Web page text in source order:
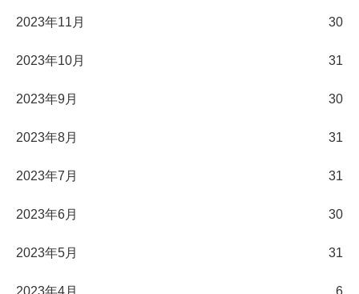
2023年11月 30
2023年10月 31
2023年9月 30
2023年8月 31
2023年7月 31
2023年6月 30
2023年5月 31
2023年4月 6